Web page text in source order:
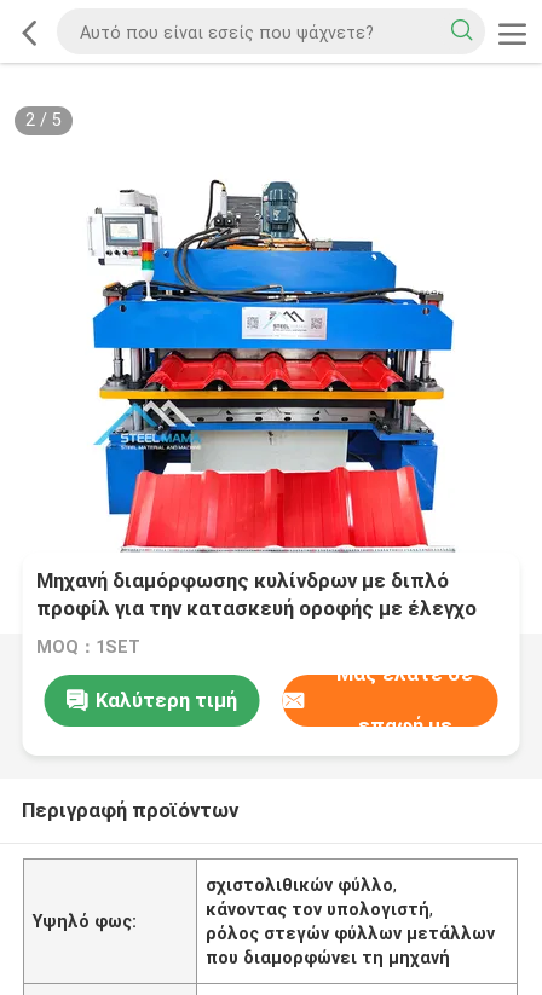
2/ 5
Μηχανή διαμόρφωσης κυλίνδρων με διπλό
προφίλ για την κατασκευή οροφής με έλεγχο
PLC
MOQ：1SET
Καλύτερη τιμή
Μας ελάτε σε
επαφή με
Περιγραφή προϊόντων
Υψηλό φως:
σχιστολιθικών φύλλο,
κάνοντας τον υπολογιστή,
ρόλος στεγών φύλλων μετάλλων
που διαμορφώνει τη μηχανή